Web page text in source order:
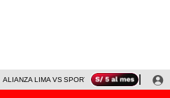
ALIANZA LIMA VS SPORT BOYS JORGE